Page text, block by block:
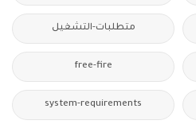
متطلبات-التشغيل
free-fire
system-requirements